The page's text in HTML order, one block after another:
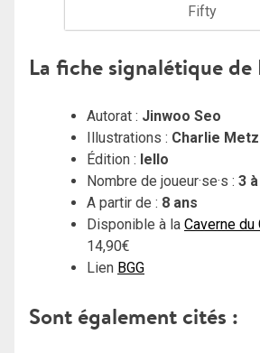
Fifty
La fiche signalétique
Autorat : Jinwoo Seo
Illustrations : Charlie Metz
Édition : Iello
Nombre de joueur·se·s : 3
A partir de : 8 ans
Disponible à la Caverne du
14,90€
Lien BGG
Sont également cités :